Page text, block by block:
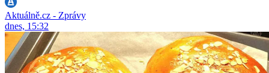
Aktuálně.cz - Zprávy
dnes, 15:32